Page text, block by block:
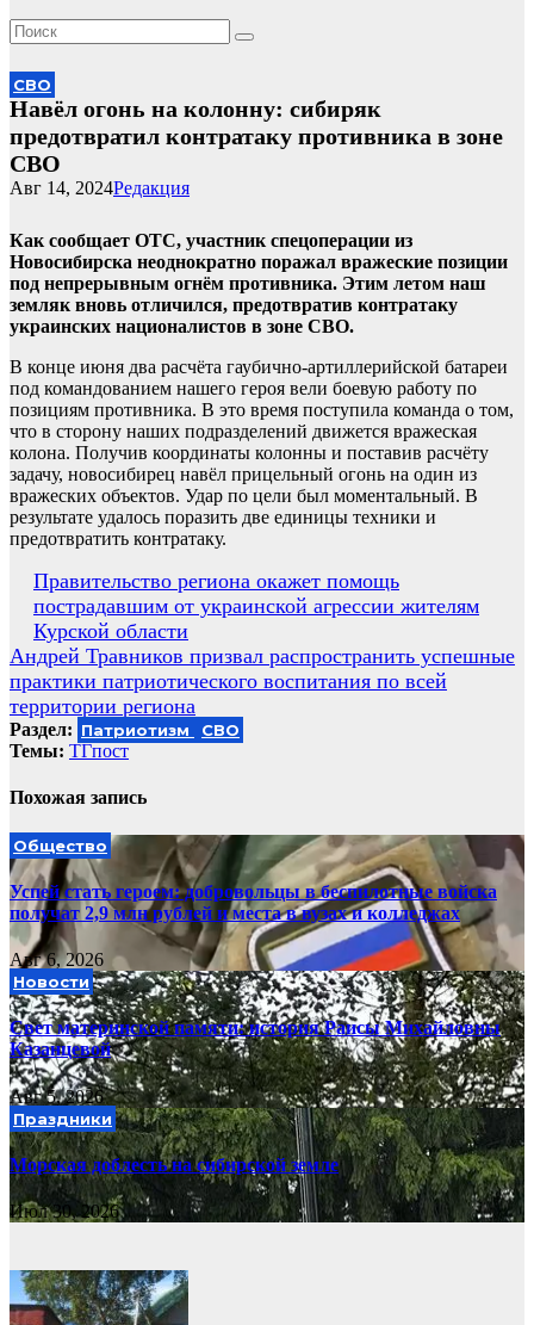
СВО
Навёл огонь на колонну: сибиряк
предотвратил контратаку противника в зоне
СВО
Редакция
Авг 14, 2024
Как сообщает ОТС, участник спецоперации из
Новосибирска неоднократно поражал вражеские позиции
под непрерывным огнём противника. Этим летом наш
земляк вновь отличился, предотвратив контратаку
украинских националистов в зоне СВО.
В конце июня два расчёта гаубично-артиллерийской батареи
под командованием нашего героя вели боевую работу по
позициям противника. В это время поступила команда о том,
что в сторону наших подразделений движется вражеская
колона. Получив координаты колонны и поставив расчёту
задачу, новосибирец навёл прицельный огонь на один из
вражеских объектов. Удар по цели был моментальный. В
результате удалось поразить две единицы техники и
предотвратить контратаку.
Навигация
по
записям
Правительство региона окажет помощь
пострадавшим от украинской агрессии жителям
Курской области
Андрей Травников призвал распространить успешные
практики патриотического воспитания по всей
территории региона
Раздел: Патриотизм СВО
Темы: ТГпост
Похожая запись
Общество
Успей стать героем: добровольцы в беспилотные войска
получат 2,9 млн рублей и места в вузах и колледжах
Авг 6, 2026
Новости
Свет материнской памяти: история Раисы Михайловны
Казанцевой
Авг 5, 2026
Праздники
Морская доблесть на сибирской земле
Июл 30, 2026